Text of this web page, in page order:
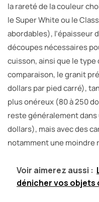
la rareté de la couleur
le Super White ou le
abordables), l’épaisseur
découpes nécessaires
cuisson, ainsi que le
comparaison, le granit
dollars par pied carré),
plus onéreux (80 à 250
reste généralement dans
dollars), mais avec des
notamment une moindre
Voir aimerez aussi :
dénicher vos objets